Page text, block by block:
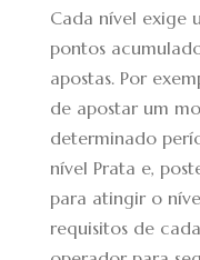
Cada nível exige
pontos
apostas. Por
de apostar um
determinado
nível Prata e,
para atingir o
requisitos de